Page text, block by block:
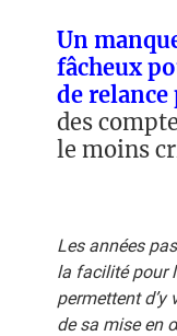
Un
fâcheux
de
des
le moins
Les années
la facilité pour
permettent d’y
de sa mise en